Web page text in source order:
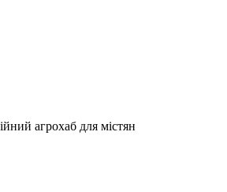
агрохаб для містян